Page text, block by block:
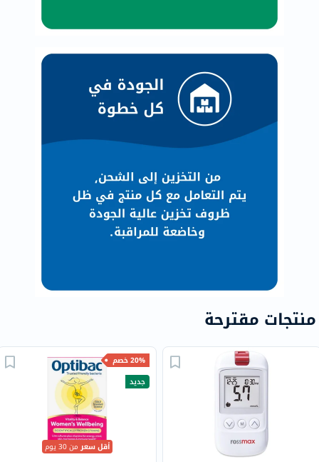
منتجات مقترحة
20% خصم
جديد
أقل سعرمن 30 يوم